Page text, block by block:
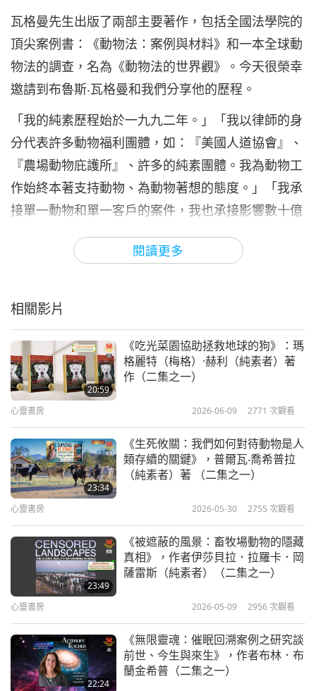
閱讀更多
瓦格曼先生出版了兩部主要著作，包括全國法學院的
頂尖案例書：《動物法：案例與材料》和一本全球動
物法的調查，名為《動物法的世界觀》。今天很榮幸
邀請到布魯斯‧瓦格曼和我們分享他的歷程。
「我的純素歷程始於一九九二年。」「我以律師的身
分代表許多動物福利團體，如：『美國人道協會』、
『農場動物庇護所』、許多的純素團體。我為動物工
作始終本著支持動物、為動物著想的態度。」「我承
接單一動物和單一客戶的案件，我也承接影響數十億
動物們的案件，像是雞群和豬群等。因此，大型農場
動物案件影響無數動物們，所以，您可以說那些是最
瓦格曼先生現在要談論他最棘手的案件。布魯斯‧瓦
格曼律師告知是什麼讓他堅持下去。「約在二○○○年
代初期，我看到一部很早期的影片，由農場動物庇護
所製作。我想那是《和平王國》的第一版。」
「『黑猩猩專案』啟動於二○一四年，當時我們決定
詢問路易斯安那州新伊比利亞的新伊比利亞研究中
心，他們是否會讓我們拯救他們的黑猩猩並讓其退
休。」「到今天，二○二二年六月我們錄製這個節目
時，我們已救了九十位黑猩猩，我們希望專案最終結
束時能達到兩百位。」
清海無上師：「歡喜致贈布魯斯瓦格曼光耀世界愛心
獎，並對您持續高雅地維護動物族人福祉之行，獻上
所有的愛與感謝和最美好的祝福。願上帝永遠保護您
和您所愛之人。」
相關影片
20:59
《吃光菜園協助拯救地球的狗》：瑪
格麗特（梅格）·赫利（純素者）著
作（二集之一）
心靈書房 2026-06-09 2771 次觀看
23:34
《生死攸關：我們如何對待動物是人
類存續的關鍵》，普爾瓦‧喬希普拉
（純素者）著 （二集之一）
心靈書房 2026-05-30 2755 次觀看
23:49
《被遮蔽的風景：畜牧場動物的隱藏
真相》，作者伊莎貝拉．拉羅卡．岡
薩雷斯（純素者）（二集之一）
心靈書房 2026-05-09 2956次觀看
22:24
《無限靈魂：催眠回溯案例之研究談
前世、今生與來生》，作者布林．布
蘭金希普（二集之一）